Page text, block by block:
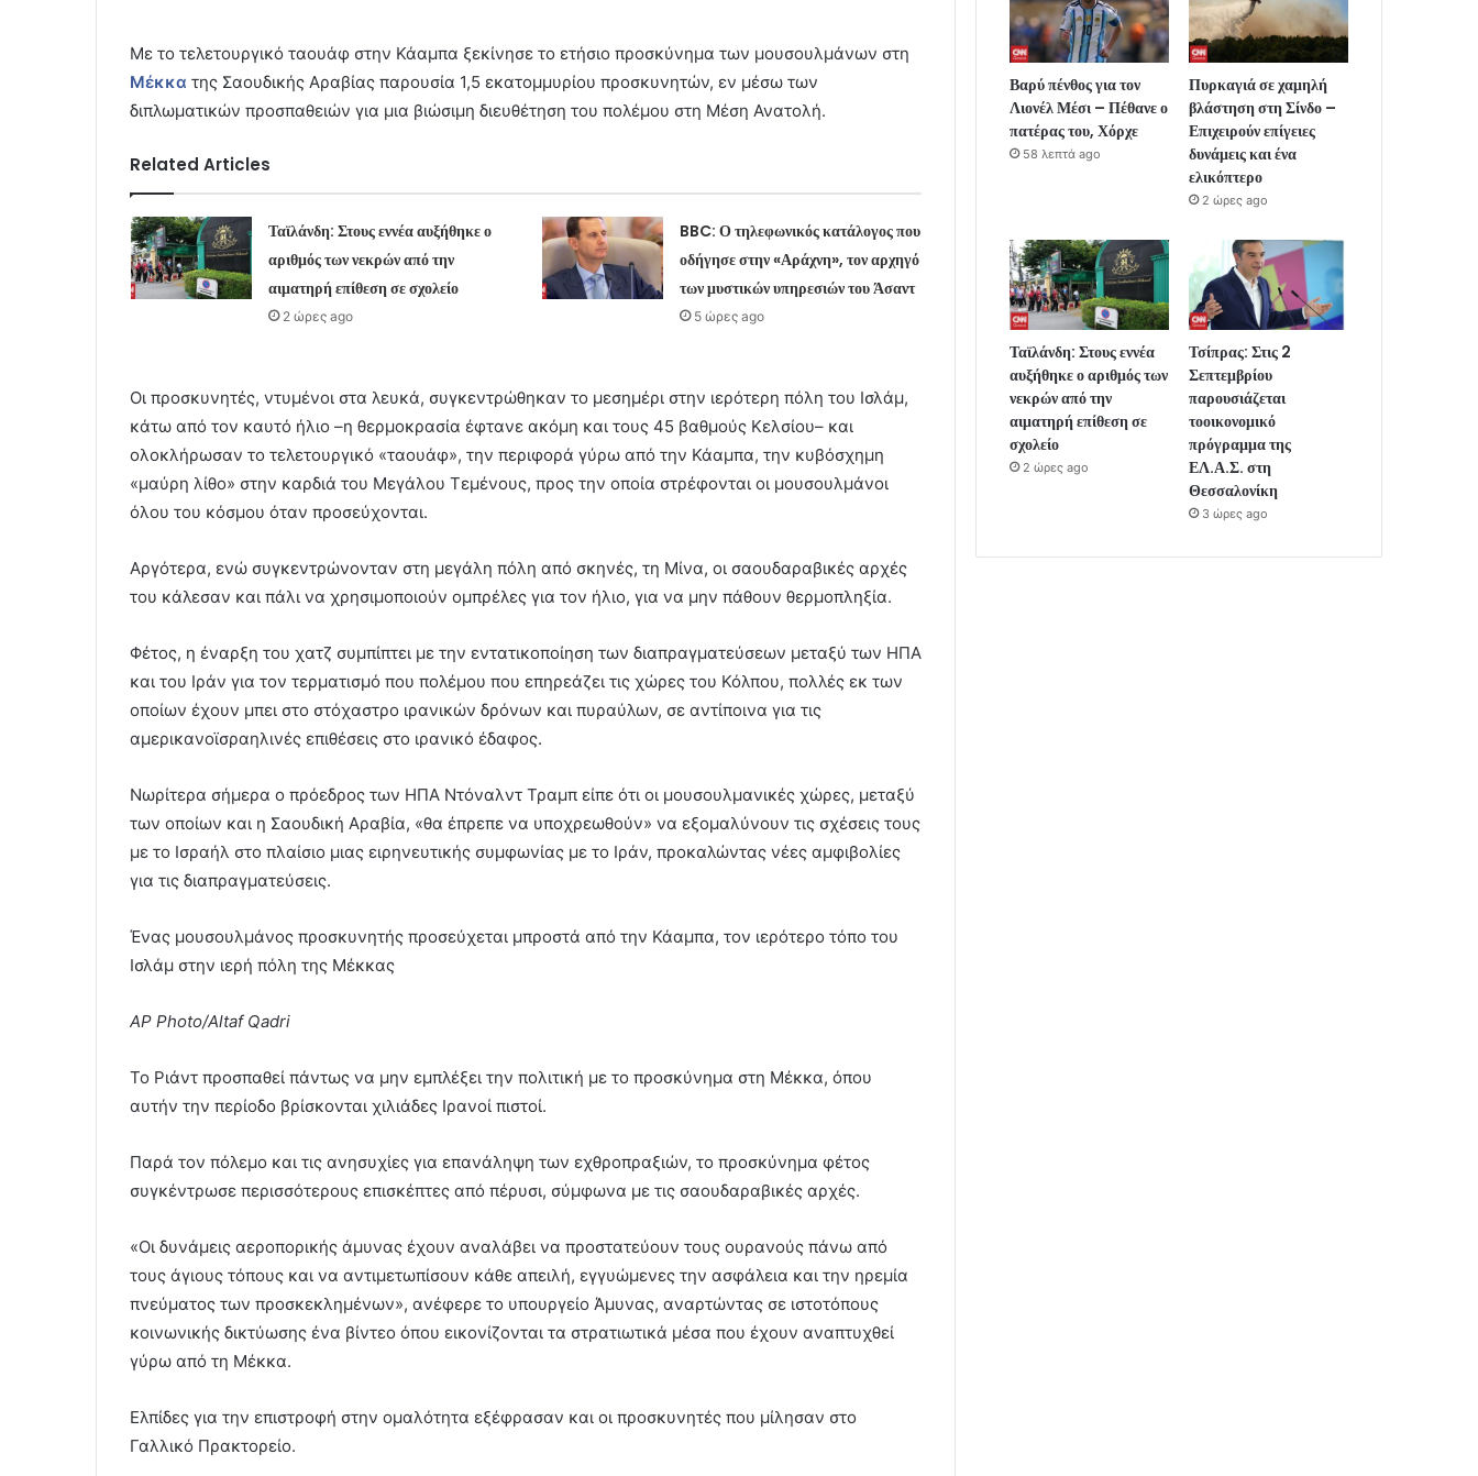
Mε το τελετουργικό ταουάφ στην Κάαμπα ξεκίνησε το ετήσιο προσκύνημα των μουσουλμάνων στη
Μέκκα της Σαουδικής Αραβίας παρουσία 1,5 εκατομμυρίου προσκυνητών, εν μέσω των
διπλωματικών προσπαθειών για μια βιώσιμη διευθέτηση του πολέμου στη Μέση Ανατολή.
Related Articles
Ταϊλάνδη: Στους εννέα αυξήθηκε ο
αριθμός των νεκρών από την
αιματηρή επίθεση σε σχολείο
2 ώρες ago
BBC: Ο τηλεφωνικός κατάλογος που
οδήγησε στην «Αράχνη», τον αρχηγό
των μυστικών υπηρεσιών του Άσαντ
5 ώρες ago
Οι προσκυνητές, ντυμένοι στα λευκά, συγκεντρώθηκαν το μεσημέρι στην ιερότερη πόλη του Ισλάμ,
κάτω από τον καυτό ήλιο –η θερμοκρασία έφτανε ακόμη και τους 45 βαθμούς Κελσίου– και
ολοκλήρωσαν το τελετουργικό «ταουάφ», την περιφορά γύρω από την Κάαμπα, την κυβόσχημη
«μαύρη λίθο» στην καρδιά του Μεγάλου Τεμένους, προς την οποία στρέφονται οι μουσουλμάνοι
όλου του κόσμου όταν προσεύχονται.
Αργότερα, ενώ συγκεντρώνονταν στη μεγάλη πόλη από σκηνές, τη Μίνα, οι σαουδαραβικές αρχές
του κάλεσαν και πάλι να χρησιμοποιούν ομπρέλες για τον ήλιο, για να μην πάθουν θερμοπληξία.
Φέτος, η έναρξη του χατζ συμπίπτει με την εντατικοποίηση των διαπραγματεύσεων μεταξύ των ΗΠΑ
και του Ιράν για τον τερματισμό που πολέμου που επηρεάζει τις χώρες του Κόλπου, πολλές εκ των
οποίων έχουν μπει στο στόχαστρο ιρανικών δρόνων και πυραύλων, σε αντίποινα για τις
αμερικανοϊσραηλινές επιθέσεις στο ιρανικό έδαφος.
Νωρίτερα σήμερα ο πρόεδρος των ΗΠΑ Ντόναλντ Τραμπ είπε ότι οι μουσουλμανικές χώρες, μεταξύ
των οποίων και η Σαουδική Αραβία, «θα έπρεπε να υποχρεωθούν» να εξομαλύνουν τις σχέσεις τους
με το Ισραήλ στο πλαίσιο μιας ειρηνευτικής συμφωνίας με το Ιράν, προκαλώντας νέες αμφιβολίες
για τις διαπραγματεύσεις.
Ένας μουσουλμάνος προσκυνητής προσεύχεται μπροστά από την Κάαμπα, τον ιερότερο τόπο του
Ισλάμ στην ιερή πόλη της Μέκκας
AP Photo/Altaf Qadri
Το Ριάντ προσπαθεί πάντως να μην εμπλέξει την πολιτική με το προσκύνημα στη Μέκκα, όπου
αυτήν την περίοδο βρίσκονται χιλιάδες Ιρανοί πιστοί.
Παρά τον πόλεμο και τις ανησυχίες για επανάληψη των εχθροπραξιών, το προσκύνημα φέτος
συγκέντρωσε περισσότερους επισκέπτες από πέρυσι, σύμφωνα με τις σαουδαραβικές αρχές.
«Οι δυνάμεις αεροπορικής άμυνας έχουν αναλάβει να προστατεύουν τους ουρανούς πάνω από
τους άγιους τόπους και να αντιμετωπίσουν κάθε απειλή, εγγυώμενες την ασφάλεια και την ηρεμία
πνεύματος των προσκεκλημένων», ανέφερε το υπουργείο Άμυνας, αναρτώντας σε ιστοτόπους
κοινωνικής δικτύωσης ένα βίντεο όπου εικονίζονται τα στρατιωτικά μέσα που έχουν αναπτυχθεί
γύρω από τη Μέκκα.
Ελπίδες για την επιστροφή στην ομαλότητα εξέφρασαν και οι προσκυνητές που μίλησαν στο
Γαλλικό Πρακτορείο.
Βαρύ πένθος για τον
Λιονέλ Μέσι – Πέθανε ο
πατέρας του, Χόρχε
58 λεπτά ago
Πυρκαγιά σε χαμηλή
βλάστηση στη Σίνδο –
Επιχειρούν επίγειες
δυνάμεις και ένα
ελικόπτερο
2 ώρες ago
Ταϊλάνδη: Στους εννέα
αυξήθηκε ο αριθμός των
νεκρών από την
αιματηρή επίθεση σε
σχολείο
2 ώρες ago
Τσίπρας: Στις 2
Σεπτεμβρίου
παρουσιάζεται
τοοικονομικό
πρόγραμμα της
ΕΛ.Α.Σ. στη
Θεσσαλονίκη
3 ώρες ago